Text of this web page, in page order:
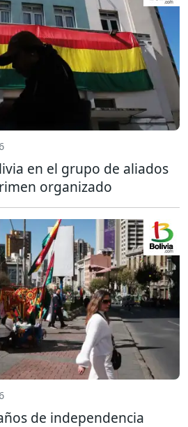
en el grupo de aliados
organizado
de independencia